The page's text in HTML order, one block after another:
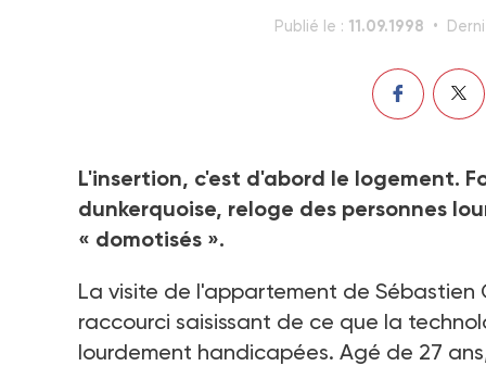
Publié le : 11.09.1998
L'insertion, c'est d'abord le logement.
dunkerquoise, reloge des personnes
« domotisés ».
La visite de l'appartement de Sébastien
raccourci saisissant de ce que la
lourdement handicapées. Agé de 27